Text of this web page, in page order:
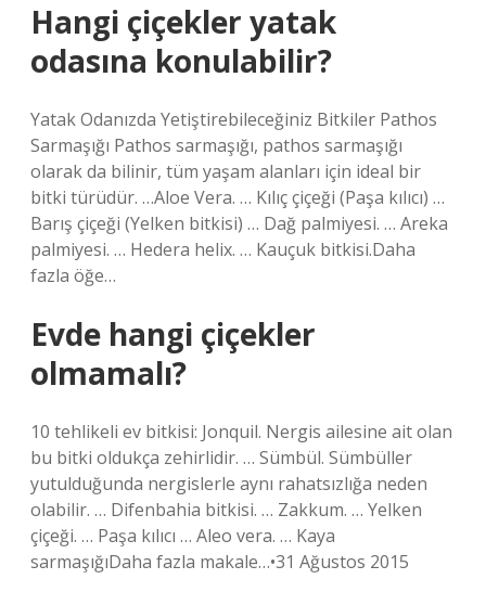
Hangi çiçekler yatak
odasına konulabilir?
Yatak Odanızda Yetiştirebileceğiniz Bitkiler Pathos
Sarmaşığı Pathos sarmaşığı, pathos sarmaşığı
olarak da bilinir, tüm yaşam alanları için ideal bir
bitki türüdür. …Aloe Vera. … Kılıç çiçeği (Paşa kılıcı) …
Barış çiçeği (Yelken bitkisi) … Dağ palmiyesi. … Areka
palmiyesi. … Hedera helix. … Kauçuk bitkisi.Daha
fazla öğe…
Evde hangi çiçekler
olmamalı?
10 tehlikeli ev bitkisi: Jonquil. Nergis ailesine ait olan
bu bitki oldukça zehirlidir. … Sümbül. Sümbüller
yutulduğunda nergislerle aynı rahatsızlığa neden
olabilir. … Difenbahia bitkisi. … Zakkum. … Yelken
çiçeği. … Paşa kılıcı … Aleo vera. … Kaya
sarmaşığıDaha fazla makale…•31 Ağustos 2015